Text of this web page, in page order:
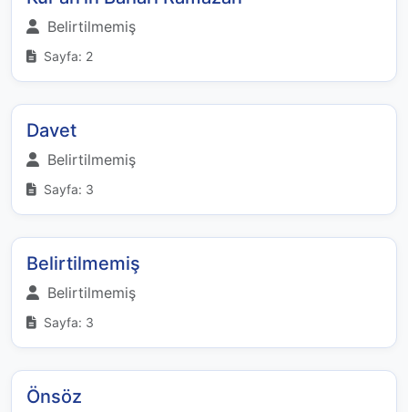
Belirtilmemiş
Sayfa: 2
Davet
Belirtilmemiş
Sayfa: 3
Belirtilmemiş
Belirtilmemiş
Sayfa: 3
Önsöz